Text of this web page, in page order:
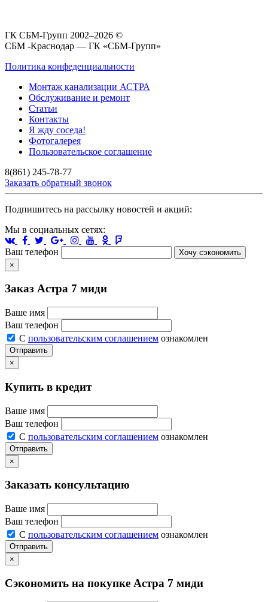
ГК СБМ-Групп 2002–2026 ©
СБМ -Краснодар — ГК «СБМ-Групп»
Политика конфеденциальности
Монтаж канализации АСТРА
Обслуживание и ремонт
Статьи
Контакты
Я жду соседа!
Фотогалерея
Пользовательское соглашение
8(861) 245-78-77
Заказать обратный звонок
Подпишитесь на рассылку новостей и акций:
Мы в социальных сетях:
Ваш телефон
Хочу сэкономить
×
Заказ Астра 7 миди
Ваше имя
Ваш телефон
С пользовательским соглашением ознакомлен
Отправить
×
Купить в кредит
Ваше имя
Ваш телефон
С пользовательским соглашением ознакомлен
Отправить
×
Заказать консультацию
Ваше имя
Ваш телефон
С пользовательским соглашением ознакомлен
Отправить
×
Сэкономить на покупке Астра 7 миди